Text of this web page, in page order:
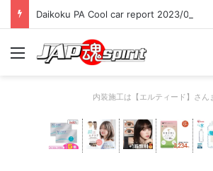
Daikoku PA Cool car report 2023/04/28 C
Menu
内装施工は【エルティード】さん